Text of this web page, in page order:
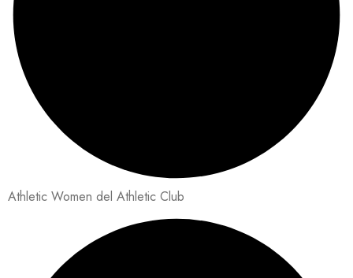
Athletic Women del Athletic Club